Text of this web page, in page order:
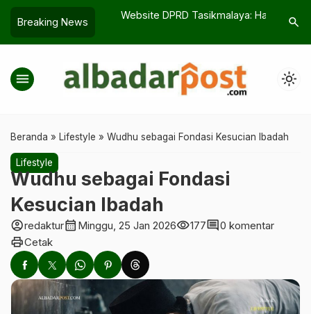
Breaking News
Perdana
Website DPRD Tasikmalaya: Hak
“Ibusearch
menu light_mode
Beranda » Lifestyle » Wudhu sebagai Fondasi Kesucian Ibadah
Lifestyle
Wudhu sebagai Fondasi
Kesucian Ibadah
account_circleredakturcalendar_month Minggu, 25 Jan 2026visibility177comment0 komentar
printCetak